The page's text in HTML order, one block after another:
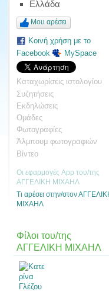
Ελλάδα
Μου αρέσει
Κοινή χρήση με το
Facebook
MySpace
Καταχωρίσεις ιστολογίου
Συζητήσεις
Εκδηλώσεις
Ομάδες
Φωτογραφίες
Άλμπουμ φωτογραφιών
Βίντεο
Οι εφαρμογές App του/της
ΑΓΓΕΛΙΚΗ ΜΙΧΑΗΛ
Τι αρέσει στην/στον
ΜΙΧΑΗΛ
Φίλοι του/της
ΑΓΓΕΛΙΚΗ ΜΙΧΑΗΛ